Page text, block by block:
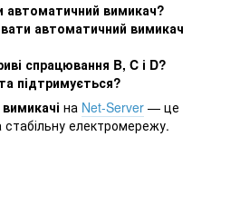
автоматичний вимикач?
автоматичний вимикач
спрацювання B, C і D?
підтримується?
на Net-Server — це
стабільну електромережу.